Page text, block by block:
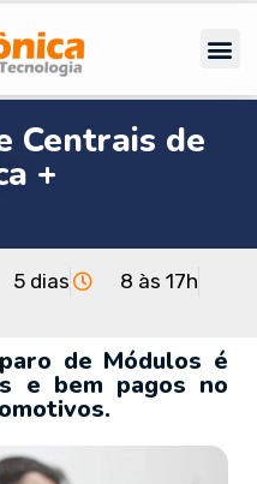
Centrais de
+
5 dias
8 às 17h
de Módulos é
e bem pagos no